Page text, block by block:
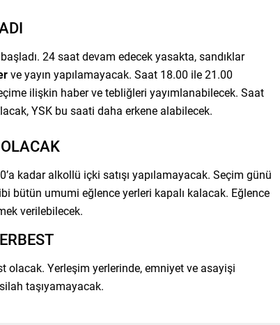
24 saat devam edecek yasakta, sandıklar
ve yayın yapılamayacak. Saat 18.00 ile 21.00
ilişkin haber ve tebliğleri yayımlanabilecek. Saat
YSK bu saati daha erkene alabilecek.
kadar alkollü içki satışı yapılamayacak. Seçim günü
bütün umumi eğlence yerleri kapalı kalacak. Eğlence
verilebilecek.
olacak. Yerleşim yerlerinde, emniyet ve asayişi
taşıyamayacak.